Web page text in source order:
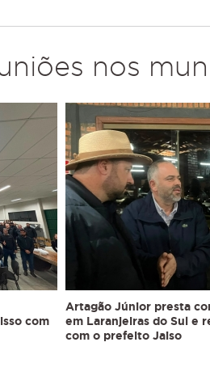
nos
com
Artagão Júnior presta
em Laranjeiras do Sul e
com o prefeito Jaiso